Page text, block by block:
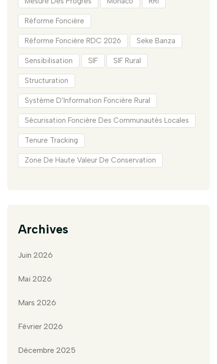
Réforme Foncière
Réforme Foncière RDC 2026 Seke Banza
Sensibilisation SIF SIF Rural
Structuration
Système D’Information Foncière Rural
Sécurisation Foncière Des Communautés Locales
Tenure Tracking
Zone De Haute Valeur De Conservation
Archives
Juin 2026
Mai 2026
Mars 2026
Février 2026
Décembre 2025